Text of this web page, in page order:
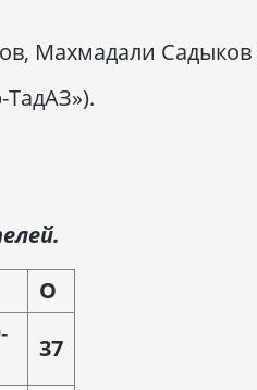
Махмадали Садыков
О
37